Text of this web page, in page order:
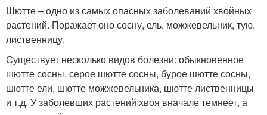
Шютте – одно из самых опасных заболеваний хвойных
растений. Поражает оно сосну, ель, можжевельник, тую,
лиственницу.
Существует несколько видов болезни: обыкновенное
шютте сосны, серое шютте сосны, бурое шютте сосны,
шютте ели, шютте можжевельника, шютте лиственницы
и т.д. У заболевших растений хвоя вначале темнеет, а